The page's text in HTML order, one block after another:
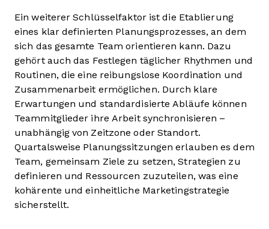
Ein weiterer Schlüsselfaktor ist die Etablierung
eines klar definierten Planungsprozesses, an dem
sich das gesamte Team orientieren kann. Dazu
gehört auch das Festlegen täglicher Rhythmen und
Routinen, die eine reibungslose Koordination und
Zusammenarbeit ermöglichen. Durch klare
Erwartungen und standardisierte Abläufe können
Teammitglieder ihre Arbeit synchronisieren –
unabhängig von Zeitzone oder Standort.
Quartalsweise Planungssitzungen erlauben es dem
Team, gemeinsam Ziele zu setzen, Strategien zu
definieren und Ressourcen zuzuteilen, was eine
kohärente und einheitliche Marketingstrategie
sicherstellt.